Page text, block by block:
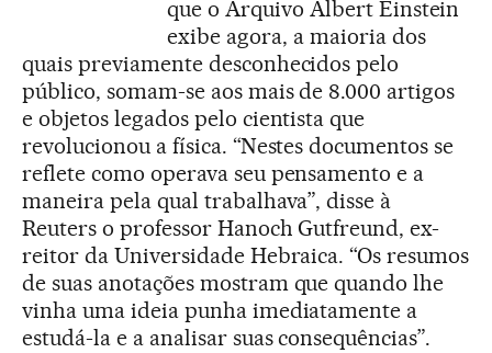
que o Arquivo Albert Einstein
exibe agora, a maioria dos
quais previamente desconhecidos pelo
público, somam-se aos mais de 8.000 artigos
e objetos legados pelo cientista que
revolucionou a física. “Nestes documentos se
reflete como operava seu pensamento e a
maneira pela qual trabalhava”, disse à
Reuters o professor Hanoch Gutfreund, ex-
reitor da Universidade Hebraica. “Os resumos
de suas anotações mostram que quando lhe
vinha uma ideia punha imediatamente a
estudá-la e a analisar suas consequências”.